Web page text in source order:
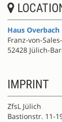
Haus Overbach
Franz-von-
52428 Jülich-
IMPRINT
ZfsL Jülich
Bastionstr. 11-